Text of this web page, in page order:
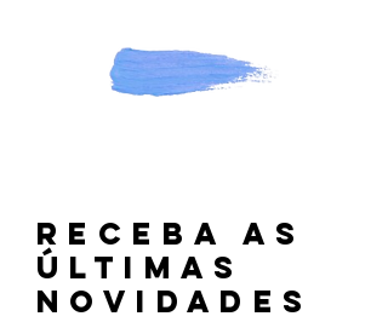
RECEBA aS
ÚLTIMAS
NOVIDADES